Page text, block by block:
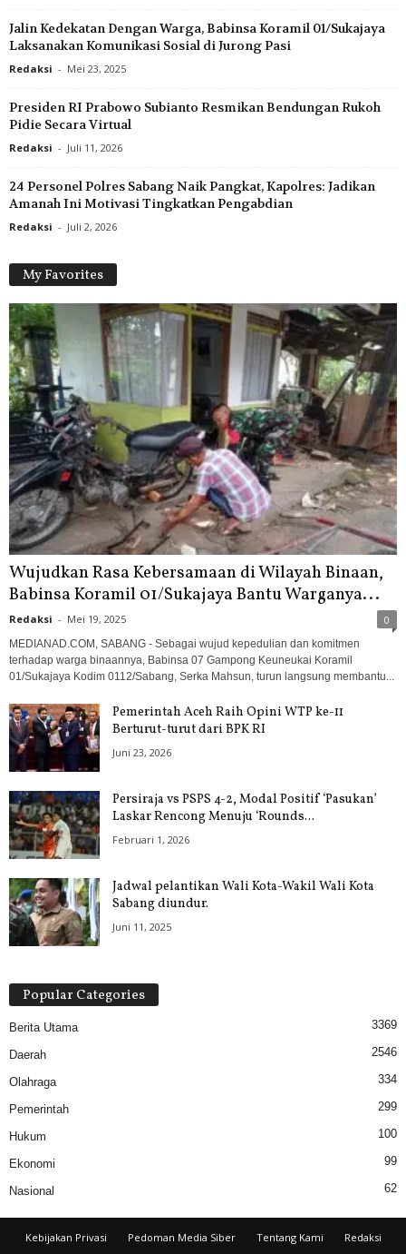
Jalin Kedekatan Dengan Warga, Babinsa Koramil 01/Sukajaya
Laksanakan Komunikasi Sosial di Jurong Pasi
Redaksi - Mei 23, 2025
Presiden RI Prabowo Subianto Resmikan Bendungan Rukoh
Pidie Secara Virtual
Redaksi - Juli 11, 2026
24 Personel Polres Sabang Naik Pangkat, Kapolres: Jadikan
Amanah Ini Motivasi Tingkatkan Pengabdian
Redaksi - Juli 2, 2026
My Favorites
Wujudkan Rasa Kebersamaan di Wilayah Binaan,
Babinsa Koramil 01/Sukajaya Bantu Warganya...
Redaksi - Mei 19, 2025 0
MEDIANAD.COM, SABANG - Sebagai wujud kepedulian dan komitmen
terhadap warga binaannya, Babinsa 07 Gampong Keuneukai Koramil
01/Sukajaya Kodim 0112/Sabang, Serka Mahsun, turun langsung membantu...
Pemerintah Aceh Raih Opini WTP ke-11
Berturut-turut dari BPK RI
Juni 23, 2026
Persiraja vs PSPS 4-2, Modal Positif ‘Pasukan’
Laskar Rencong Menuju ‘Rounds...
Februari 1, 2026
Jadwal pelantikan Wali Kota-Wakil Wali Kota
Sabang diundur.
Juni 11, 2025
Popular Categories
Berita Utama 3369
Daerah 2546
Olahraga 334
Pemerintah 299
Hukum 100
Ekonomi 99
Nasional 62
Kebijakan Privasi Pedoman Media Siber Tentang Kami
Redaksi